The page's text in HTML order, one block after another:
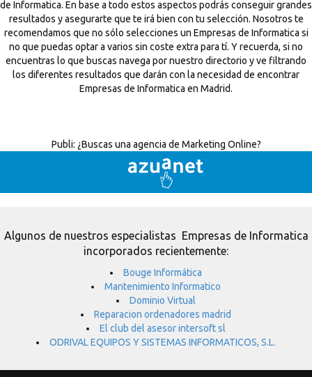
de Informatica. En base a todo estos aspectos podrás conseguir grandes
resultados y asegurarte que te irá bien con tu selección. Nosotros te
recomendamos que no sólo selecciones un Empresas de Informatica si
no que puedas optar a varios sin coste extra para tí. Y recuerda, si no
encuentras lo que buscas navega por nuestro directorio y ve filtrando
los diferentes resultados que darán con la necesidad de encontrar
Empresas de Informatica en Madrid.
Publi: ¿Buscas una agencia de Marketing Online?
Algunos de nuestros especialistas Empresas de Informatica
incorporados recientemente:
Bouge Informática
Mantenimiento Informatico
Dominio Virtual
Reparacion ordenadores madrid
El club del asesor intersoft sl
ODRIVAL EQUIPOS Y SISTEMAS INFORMATICOS, S.L.